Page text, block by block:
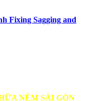
Fixing Sagging and
NỆM SÀI GÒN